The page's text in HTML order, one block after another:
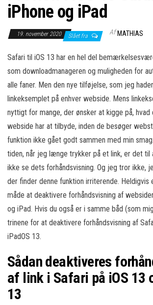
iPhone og iPad
19. november 2020 Slået fra Af MATHIAS
Safari til iOS 13 har en hel del
som downloadmanageren og muligheden for
alle faner. Men den nye tilføjelse, som jeg
linkeksemplet på enhver webside. Mens
nyttigt for mange, der ønsker at kigge på,
webside har at tilbyde, inden de besøger
funktion ikke gået godt sammen med min
tiden, når jeg længe trykker på et link, er det til
ikke se dets forhåndsvisning. Og jeg tror ikke,
der finder denne funktion irriterende. Heldigvis
måde at deaktivere forhåndsvisning af
og iPad. Hvis du også er i samme båd (som
trinene for at deaktivere forhåndsvisning af
iPadOS 13.
Sådan deaktiveres
af link i Safari på iOS 13
13